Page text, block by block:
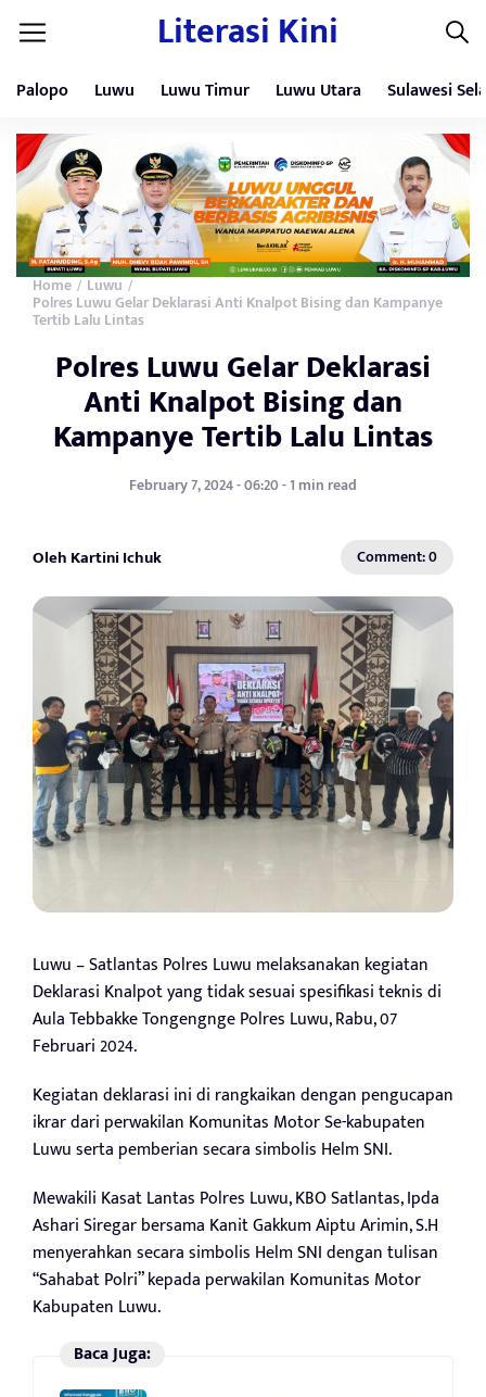
Literasi Kini
Palopo Luwu Luwu Timur Luwu Utara Sulawesi
Home / Luwu /
Polres Luwu Gelar Deklarasi Anti Knalpot Bising dan Kampanye
Tertib Lalu Lintas
Polres Luwu Gelar Deklarasi
Anti Knalpot Bising dan
Kampanye Tertib Lalu Lintas
February 7, 2024 - 06:20 - 1 min read
Oleh Kartini Ichuk Comment: 0
Luwu – Satlantas Polres Luwu melaksanakan kegiatan
Deklarasi Knalpot yang tidak sesuai spesifikasi teknis di
Aula Tebbakke Tongengnge Polres Luwu, Rabu, 07
Februari 2024.
Kegiatan deklarasi ini di rangkaikan dengan pengucapan
ikrar dari perwakilan Komunitas Motor Se-kabupaten
Luwu serta pemberian secara simbolis Helm SNI.
Mewakili Kasat Lantas Polres Luwu, KBO Satlantas, Ipda
Ashari Siregar bersama Kanit Gakkum Aiptu Arimin, S.H
menyerahkan secara simbolis Helm SNI dengan tulisan
“Sahabat Polri” kepada perwakilan Komunitas Motor
Kabupaten Luwu.
Baca Juga: